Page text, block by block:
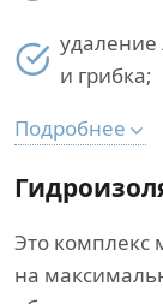
удаление
и грибка;
Подробнее
Это комплекс
на